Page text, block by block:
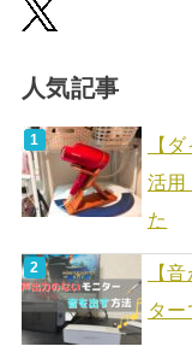
人気記事
【
活用
た
【
タ